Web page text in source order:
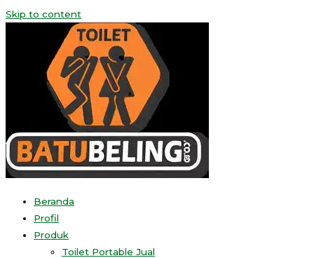
Skip to content
Beranda
Profil
Produk
Toilet Portable Jual